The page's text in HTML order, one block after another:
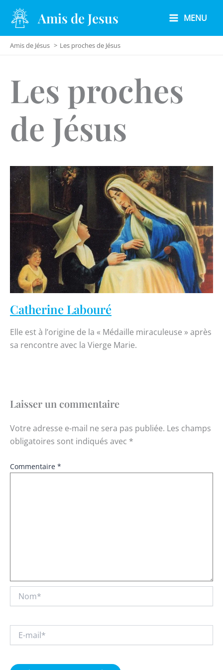
Amis de Jesus MENU
Amis de Jésus Les proches de Jésus
Les proches
de Jésus
Catherine Labouré
Elle est à l’origine de la « Médaille miraculeuse » après
sa rencontre avec la Vierge Marie.
Laisser un commentaire
Votre adresse e-mail ne sera pas publiée. Les champs
obligatoires sont indiqués avec *
Commentaire *
mail*